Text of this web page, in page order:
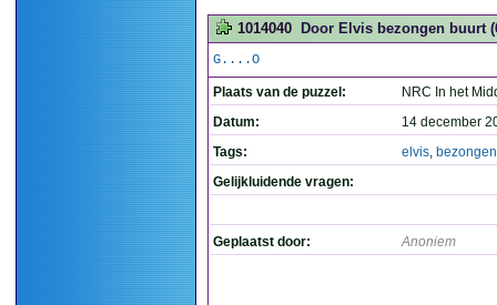
1014040 Door Elvis bezongen buurt
G....O
Plaats van de puzzel:
NRC In het
Datum:
14 december
Tags:
elvis, bezongen
Gelijkluidende vragen:
Geplaatst door: Anoniem